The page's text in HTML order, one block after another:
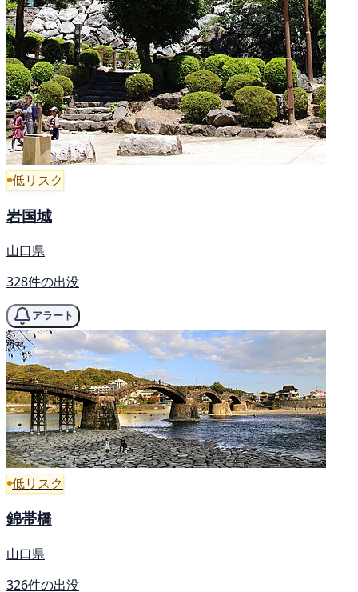
低リスク
岩国城
山口県
328件の出没
アラート
低リスク
錦帯橋
山口県
326件の出没